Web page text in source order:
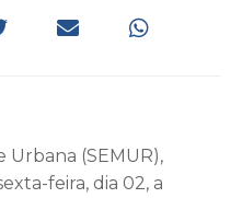
Urbana (SEMUR),
feira, dia 02, a